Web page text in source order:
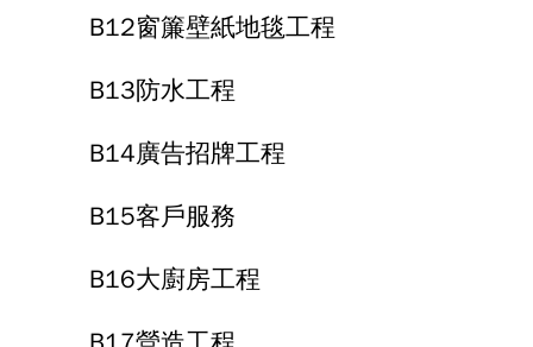
B12窗簾壁紙地毯工程
B13防水工程
B14廣告招牌工程
B15客戶服務
B16大廚房工程